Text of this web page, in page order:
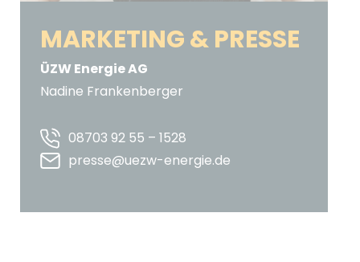
MARKETING & PRESSE
ÜZW Energie AG
Nadine Frankenberger
08703 92 55 – 1528
presse@uezw-energie.de